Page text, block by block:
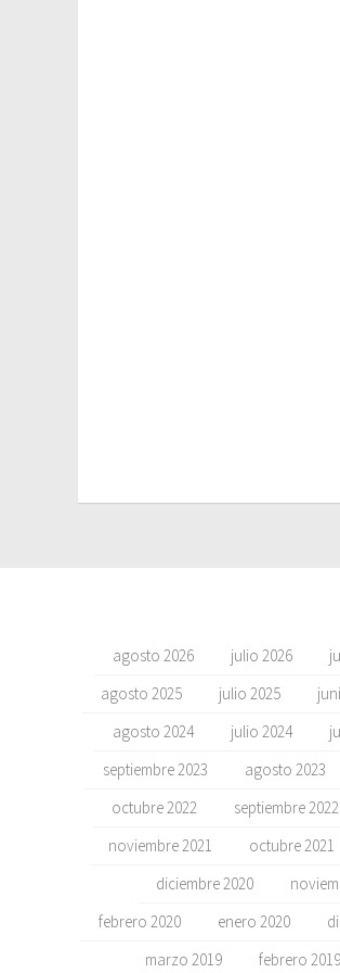
agosto 2026 julio 2026
agosto 2025
julio 2025
agosto 2024
julio 2024
septiembre 2023
agosto 2023
octubre 2022
septiembre 2022
noviembre 2021
octubre 2021
diciembre 2020
febrero 2020
enero 2020
marzo 2019
febrero 2019